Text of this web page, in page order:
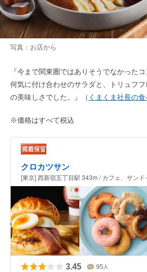
写真：お店から
『今まで関東圏ではありそうでなかった
何気に付け合わせのサラダと、トリュフ
の美味しさでした。』（ くまくま社長の
※価格はすべて税込
クロカツサン
[東京] 西新宿五丁目駅 343m / カフェ、サンド
3.45 95 人